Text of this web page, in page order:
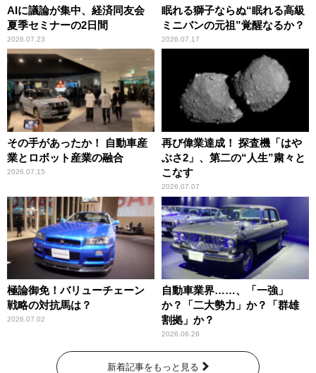
AIに議論が集中、経済同友会
夏季セミナーの2日間
2026.07.23
眠れる獅子ならぬ“眠れる高級
ミニバンの元祖”覚醒なるか？
2026.07.17
その手があったか！ 自動車産
業とロボット産業の融合
2026.07.15
再び偉業達成！ 探査機「はや
ぶさ2」、第二の“人生”粛々と
こなす
2026.07.07
極論御免！バリューチェーン
戦略の対抗馬は？
2026.07.02
自動車業界……、「一強」
か？「二大勢力」か？「群雄
割拠」か？
2026.06.26
新着記事をもっと見る